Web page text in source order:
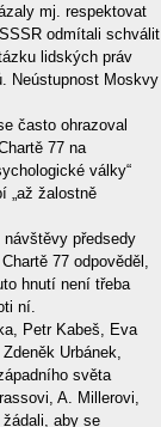
mj. respektovat
odmítali schválit
lidských práv
Neústupnost Moskvy
často ohrazoval
77 na
války“
„až žalostně
předsedy
77 odpověděl,
hnutí není třeba
ní.
Petr Kabeš, Eva
Urbánek,
světa
A. Millerovi,
žádali, aby se